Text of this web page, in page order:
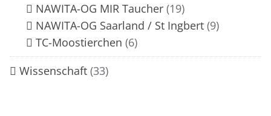
NAWITA-OG MIR Taucher (19)
NAWITA-OG Saarland / St Ingbert (9)
TC-Moostierchen (6)
Wissenschaft (33)